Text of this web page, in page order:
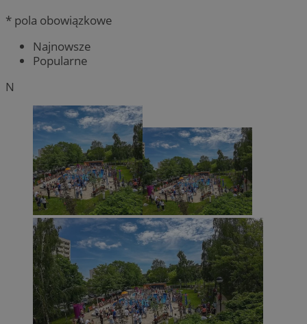
* pola obowiązkowe
Najnowsze
Popularne
N